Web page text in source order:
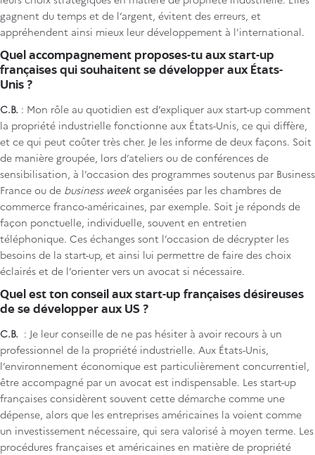
gagnent du temps et de l’argent, évitent des erreurs, et
appréhendent ainsi mieux leur développement à l’international.
Quel accompagnement proposes-tu aux start-up
françaises qui souhaitent se développer aux États-
Unis ?
C.B. : Mon rôle au quotidien est d’expliquer aux start-up comment
la propriété industrielle fonctionne aux États-Unis, ce qui diffère,
et ce qui peut coûter très cher. Je les informe de deux façons. Soit
de manière groupée, lors d’ateliers ou de conférences de
sensibilisation, à l’occasion des programmes soutenus par Business
France ou de business weekorganisées par les chambres de
commerce franco-américaines, par exemple. Soit je réponds de
façon ponctuelle, individuelle, souvent en entretien
téléphonique. Ces échanges sont l’occasion de décrypter les
besoins de la start-up, et ainsi lui permettre de faire des choix
éclairés et de l’orienter vers un avocat si nécessaire.
Quel est ton conseil aux start-up françaises désireuses
de se développer aux US ?
C.B. : Je leur conseille de ne pas hésiter à avoir recours à un
professionnel de la propriété industrielle. Aux États-Unis,
l’environnement économique est particulièrement concurrentiel,
être accompagné par un avocat est indispensable. Les start-up
françaises considèrent souvent cette démarche comme une
dépense, alors que les entreprises américaines la voient comme
un investissement nécessaire, qui sera valorisé à moyen terme. Les
procédures françaises et américaines en matière de propriété